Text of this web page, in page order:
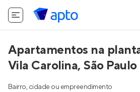
Apartamentos na
Vila Carolina, São Paulo
Bairro, cidade ou empreendimento